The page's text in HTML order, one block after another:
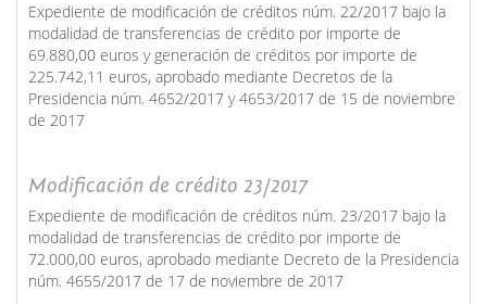
Expediente de modificación de créditos núm. 22/2017 bajo la
modalidad de transferencias de crédito por importe de
69.880,00 euros y generación de créditos por importe de
225.742,11 euros, aprobado mediante Decretos de la
Presidencia núm. 4652/2017 y 4653/2017 de 15 de noviembre
de 2017
Modificación de crédito 23/2017
Expediente de modificación de créditos núm. 23/2017 bajo la
modalidad de transferencias de crédito por importe de
72.000,00 euros, aprobado mediante Decreto de la Presidencia
núm. 4655/2017 de 17 de noviembre de 2017